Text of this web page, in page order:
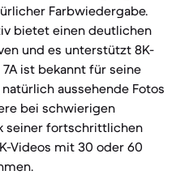
Farbwiedergabe.
bietet einen deutlichen
und es unterstützt 8K-
ist bekannt für seine
aussehende Fotos
bei schwierigen
seiner fortschrittlichen
Videos mit 30 oder 60